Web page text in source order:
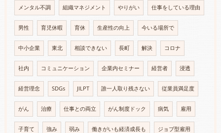
メンタル不調 組織マネジメント やりがい 仕事をしている理由
男性 育児休暇 育休 生産性の向上 今いる場所で
中小企業 東北 相談できない 長町 解決 コロナ
社内 コミュニケーション 企業内セミナー 経営者 浸透
経営理念 SDGs JILPT 誰一人取り残さない 従業員満足度
がん 治療 仕事との両立 がん制度ドック 病気 雇用
子育て 強み 弱み 働きがいも経済成長も ジョブ型雇用